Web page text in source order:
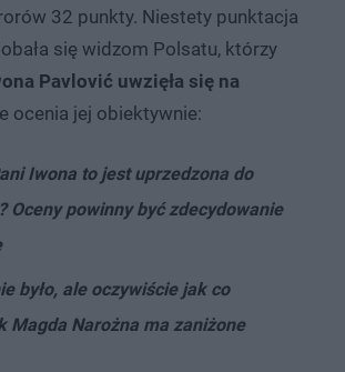
32 punkty. Niestety punktacja
się widzom Polsatu, którzy
Pavlović uwzięła się na
ocenia jej obiektywnie:
Iwona to jest uprzedzona do
Oceny powinny być zdecydowanie
było, ale oczywiście jak co
Magda Narożna ma zaniżone